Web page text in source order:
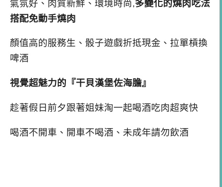
視覺超魅力的『干貝漢堡佐海膽』
趁著假日前夕跟著姐妹淘一起喝酒吃肉超爽快
喝酒不開車、開車不喝酒、未成年請勿飲酒